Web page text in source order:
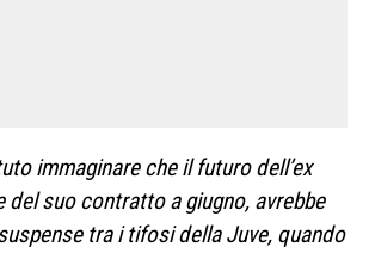
immaginare che il futuro dell’ex
del suo contratto a giugno, avrebbe
tra i tifosi della Juve, quando